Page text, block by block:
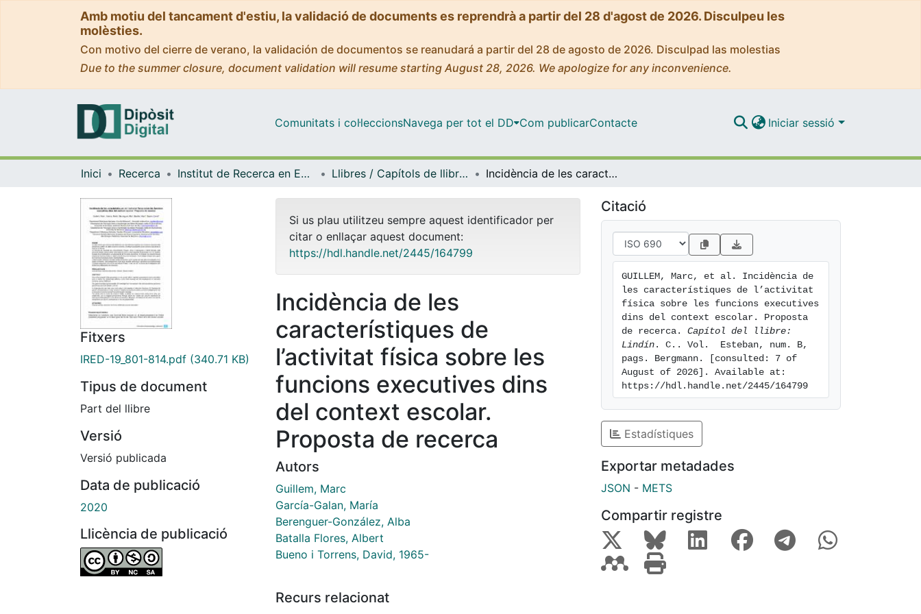
Amb motiu del tancament d'estiu, la validació de documents es reprendrà a partir del 28 d'agost de 2026. Disculpeu les
molèsties.
Con motivo del cierre de verano, la validación de documentos se reanudará a partir del 28 de agosto de 2026. Disculpad las molestias
Due to the summer closure, document validation will resume starting August 28, 2026. We apologize for any inconvenience.
Comunitats i col·leccionsNavega per tot el DD Com publicarContacte Iniciar sessió
Inici Recerca Institut de Recerca en Educació (IRE.UB) Llibres / Capítols de llibre (Institut de Recerca en Educació (IRE.UB)) Incidència de les característiques de l’activitat física sobre les funcions executives dins del context escolar. Proposta de recerca
Fitxers
IRED-19_801-814.pdf (340.71 KB)
Tipus de document
Part del llibre
Versió
Versió publicada
Data de publicació
2020
Llicència de publicació
Si us plau utilitzeu sempre aquest identificador per
citar o enllaçar aquest document:
https://hdl.handle.net/2445/164799
Incidència de les
característiques de
l’activitat física sobre les
funcions executives dins
del context escolar.
Proposta de recerca
Autors
Guillem, Marc
García-Galan, María
Berenguer-González, Alba
Batalla Flores, Albert
Bueno i Torrens, David, 1965-
Recurs relacionat
Citació
GUILLEM, Marc, et al. Incidència de
les característiques de l’activitat
física sobre les funcions executives
dins del context escolar. Proposta
de recerca. Capítol del llibre:
Lindín . C.. Vol.  Esteban, num. B,
pags. Bergmann. [consulted: 7 of
August of 2026]. Available at:
https://hdl.handle.net/2445/164799
Estadístiques
Exportar metadades
JSON - METS
Compartir registre